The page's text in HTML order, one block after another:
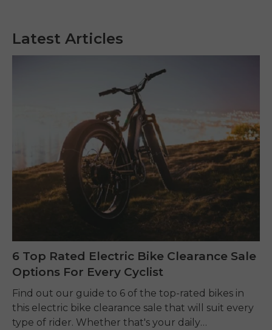
Latest Articles
6 Top Rated Electric Bike Clearance Sale
Options For Every Cyclist
Find out our guide to 6 of the top-rated bikes in
this electric bike clearance sale that will suit every
type of rider. Whether that's your daily